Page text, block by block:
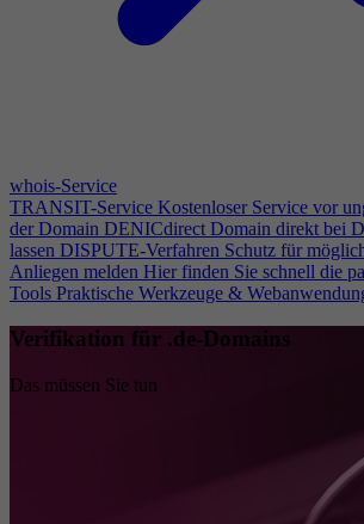
whois-Service
TRANSIT-Service Kostenloser Service vor
der Domain DENICdirect Domain direkt bei
lassen DISPUTE-Verfahren Schutz für
Anliegen melden Hier finden Sie schnell die
Tools Praktische Werkzeuge &
Verifikation für .de-Domains
Das müssen Sie tun